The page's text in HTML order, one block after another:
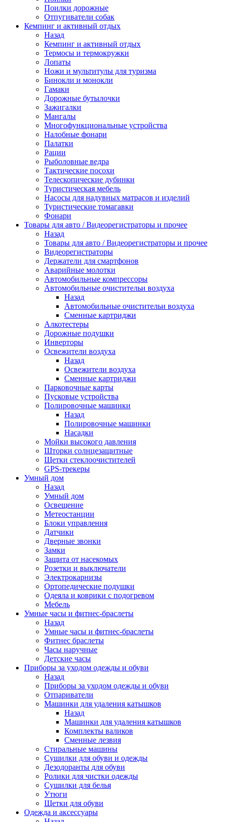
Поилки дорожные
Отпугиватели собак
Кемпинг и активный отдых
Назад
Кемпинг и активный отдых
Термосы и термокружки
Лопаты
Ножи и мультитулы для туризма
Бинокли и монокли
Гамаки
Дорожные бутылочки
Зажигалки
Мангалы
Многофункциональные устройства
Налобные фонари
Палатки
Рации
Рыболовные ведра
Тактические посохи
Телескопические дубинки
Туристическая мебель
Насосы для надувных матрасов и изделий
Туристические томагавки
Фонари
Товары для авто / Видеорегистраторы и прочее
Назад
Товары для авто / Видеорегистраторы и прочее
Видеорегистраторы
Держатели для смартфонов
Аварийные молотки
Автомобильные компрессоры
Автомобильные очистительи воздуха
Назад
Автомобильные очистительи воздуха
Сменные картриджи
Алкотестеры
Дорожные подушки
Инверторы
Освежители воздуха
Назад
Освежители воздуха
Сменные картриджи
Парковочные карты
Пусковые устройства
Полировочные машинки
Назад
Полировочные машинки
Насадки
Мойки высокого давления
Шторки солнцезащитные
Щетки стеклоочистителей
GPS-трекеры
Умный дом
Назад
Умный дом
Освещение
Метеостанции
Блоки управления
Датчики
Дверные звонки
Замки
Защита от насекомых
Розетки и выключатели
Электрокарнизы
Ортопедические подушки
Одеяла и коврики с подогревом
Мебель
Умные часы и фитнес-браслеты
Назад
Умные часы и фитнес-браслеты
Фитнес браслеты
Часы наручные
Детские часы
Приборы за уходом одежды и обуви
Назад
Приборы за уходом одежды и обуви
Отпариватели
Машинки для удаления катышков
Назад
Машинки для удаления катышков
Комплекты валиков
Сменные лезвия
Стиральные машины
Сушилки для обуви и одежды
Дезодоранты для обуви
Ролики для чистки одежды
Сушилки для белья
Утюги
Щетки для обуви
Одежда и аксессуары